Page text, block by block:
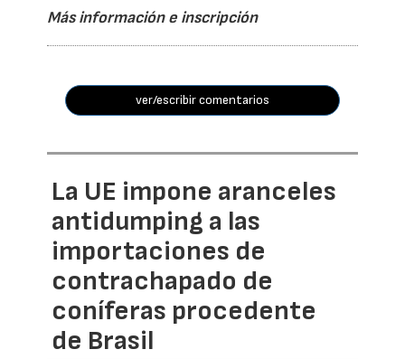
Más información e inscripción
ver/escribir comentarios
La UE impone aranceles
antidumping a las
importaciones de
contrachapado de
coníferas procedente
de Brasil